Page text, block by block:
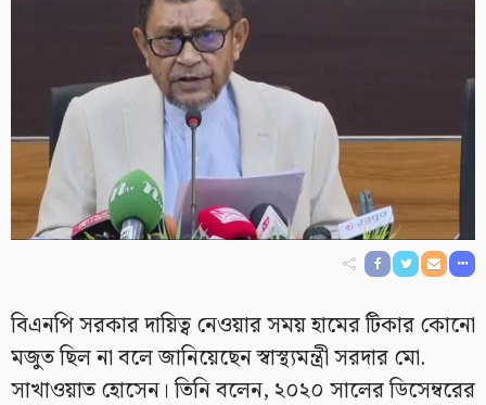
বিএনপি সরকার দায়িত্ব নেওয়ার সময় হামের টিকার কোনো
মজুত ছিল না বলে জানিয়েছেন স্বাস্থ্যমন্ত্রী সরদার মো.
সাখাওয়াত হোসেন। তিনি বলেন, ২০২০ সালের ডিসেম্বরের